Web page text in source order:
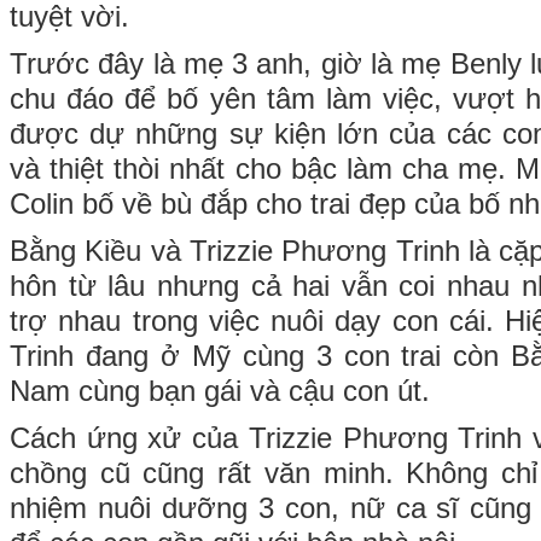
tuyệt vời.
Trước đây là mẹ 3 anh, giờ là mẹ Benly
chu đáo để bố yên tâm làm việc, vượt
được dự những sự kiện lớn của các
và thiệt thòi nhất cho bậc làm cha mẹ.
Colin bố về bù đắp cho trai đẹp của bố
Bằng Kiều và Trizzie Phương Trinh là
hôn từ lâu nhưng cả hai vẫn coi nhau
trợ nhau trong việc nuôi dạy con cái.
Trinh đang ở Mỹ cùng 3 con trai còn
Nam cùng bạn gái và cậu con út.
Cách ứng xử của Trizzie Phương Trinh
chồng cũ cũng rất văn minh. Không
nhiệm nuôi dưỡng 3 con, nữ ca sĩ cũng